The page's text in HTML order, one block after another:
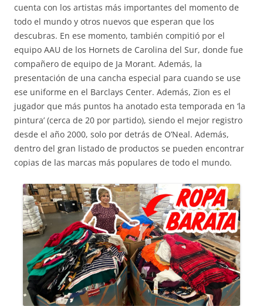
cuenta con los artistas más importantes del momento de
todo el mundo y otros nuevos que esperan que los
descubras. En ese momento, también compitió por el
equipo AAU de los Hornets de Carolina del Sur, donde fue
compañero de equipo de Ja Morant. Además, la
presentación de una cancha especial para cuando se use
ese uniforme en el Barclays Center. Además, Zion es el
jugador que más puntos ha anotado esta temporada en ‘la
pintura’ (cerca de 20 por partido), siendo el mejor registro
desde el año 2000, solo por detrás de O’Neal. Además,
dentro del gran listado de productos se pueden encontrar
copias de las marcas más populares de todo el mundo.